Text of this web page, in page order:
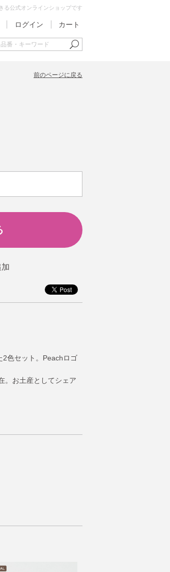
る公式オンラインショップです
ログイン カート
前のページに戻る
2色セット。Peachロゴ
。お土産としてシェア